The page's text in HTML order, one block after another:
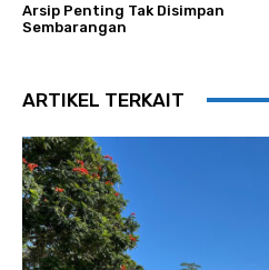
Arsip Penting Tak Disimpan
Sembarangan
ARTIKEL TERKAIT